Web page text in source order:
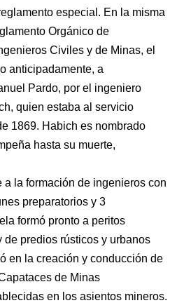
especial. En la misma
Orgánico de
Civiles y de Minas, el
anticipadamente, a
Pardo, por el ingeniero
quien estaba al servicio
1869. Habich es nombrado
hasta su muerte,
la formación de ingenieros con
preparatorios y 3
formó pronto a peritos
de predios rústicos y urbanos
en la creación y conducción de
de Minas
en los asientos mineros.